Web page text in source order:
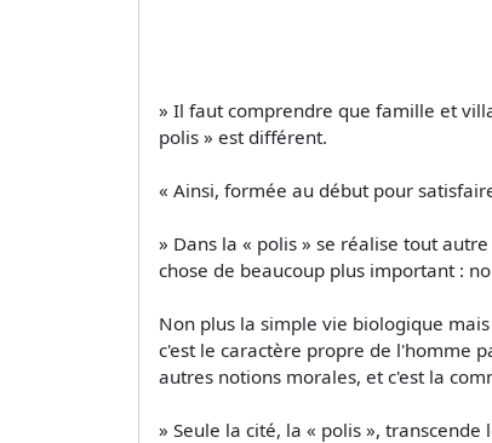
» Il faut comprendre que famille et
polis » est différent.
« Ainsi, formée au début pour
» Dans la « polis » se réalise tout
chose de beaucoup plus important :
Non plus la simple vie biologique
c'est le caractère propre de l'homme
autres notions morales, et c'est la
» Seule la cité, la « polis »,